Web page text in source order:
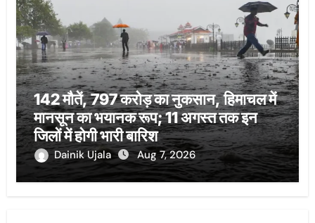
142 मौतें, 797 करोड़ का नुकसान, हिमाचल में
मानसून का भयानक रूप; 11 अगस्त तक इन
जिलों में होगी भारी बारिश
Dainik Ujala Aug 7, 2026